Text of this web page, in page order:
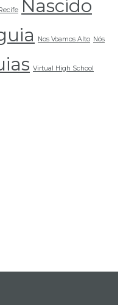
Nascido
Nos Voamos Alto Nós
Virtual High School